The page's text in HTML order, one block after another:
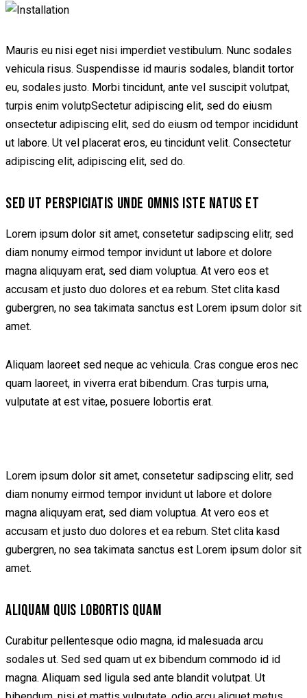
Mauris eu nisi eget nisi imperdiet vestibulum. Nunc sodales
vehicula risus. Suspendisse id mauris sodales, blandit tortor
eu, sodales justo. Morbi tincidunt, ante vel suscipit volutpat,
turpis enim volutpSectetur adipiscing elit, sed do eiusm
onsectetur adipiscing elit, sed do eiusm od tempor incididunt
ut labore. Ut vel placerat eros, eu tincidunt velit. Consectetur
adipiscing elit, adipiscing elit, sed do.
SED UT PERSPICIATIS UNDE OMNIS ISTE NATUS ET
Lorem ipsum dolor sit amet, consetetur sadipscing elitr, sed
diam nonumy eirmod tempor invidunt ut labore et dolore
magna aliquyam erat, sed diam voluptua. At vero eos et
accusam et justo duo dolores et ea rebum. Stet clita kasd
gubergren, no sea takimata sanctus est Lorem ipsum dolor sit
amet.
Aliquam laoreet sed neque ac vehicula. Cras congue eros nec
quam laoreet, in viverra erat bibendum. Cras turpis urna,
vulputate at est vitae, posuere lobortis erat.
Lorem ipsum dolor sit amet, consetetur sadipscing elitr, sed
diam nonumy eirmod tempor invidunt ut labore et dolore
magna aliquyam erat, sed diam voluptua. At vero eos et
accusam et justo duo dolores et ea rebum. Stet clita kasd
gubergren, no sea takimata sanctus est Lorem ipsum dolor sit
amet.
ALIQUAM QUIS LOBORTIS QUAM
Curabitur pellentesque odio magna, id malesuada arcu
sodales ut. Sed sed quam ut ex bibendum commodo id id
magna. Aliquam sed ligula sed ante blandit volutpat. Ut